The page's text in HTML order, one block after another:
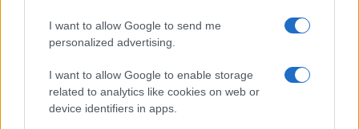
I want to allow Google to send me
personalized advertising.
I want to allow Google to enable storage
related to analytics like cookies on web or
device identifiers in apps.
le risposte alle criticità economiche, e Conte
immagina una sorta di entità parallela al governo
con il rischio di provocare un attrito dialettico che
andrebbe a dilatare i tempi della decisione.
nostro Paese ha bisogno di soluzioni rapide